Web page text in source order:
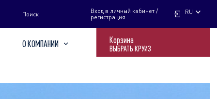
Поиск
Вход в личный кабинет /
регистрация
RU
О КОМПАНИИ Корзина
ВЫБРАТЬ КРУИЗ